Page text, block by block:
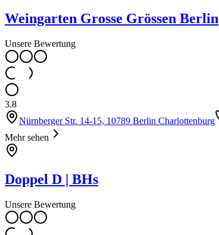
Weingarten Grosse Grössen Berlin
Unsere Bewertung
3.8
Nürnberger Str. 14-15, 10789 Berlin Charlottenburg
Mehr sehen
Doppel D | BHs
Unsere Bewertung